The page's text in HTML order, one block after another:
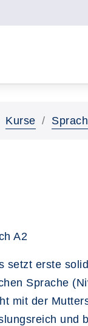
Kurse
A2
setzt erste
Sprache
mit der
und